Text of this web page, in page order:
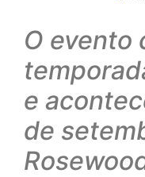
O evento
e
de